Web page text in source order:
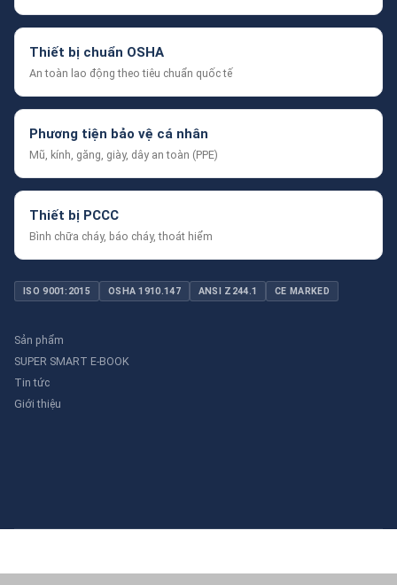
Thiết bị chuẩn OSHA
An toàn lao động theo tiêu chuẩn quốc tế
Phương tiện bảo vệ cá nhân
Mũ, kính, găng, giày, dây an toàn (PPE)
Thiết bị PCCC
Bình chữa cháy, báo cháy, thoát hiểm
ISO 9001:2015 OSHA 1910.147 ANSI Z244.1 CE MARKED
Sản phẩm
SUPER SMART E-BOOK
Tin tức
Giới thiệu